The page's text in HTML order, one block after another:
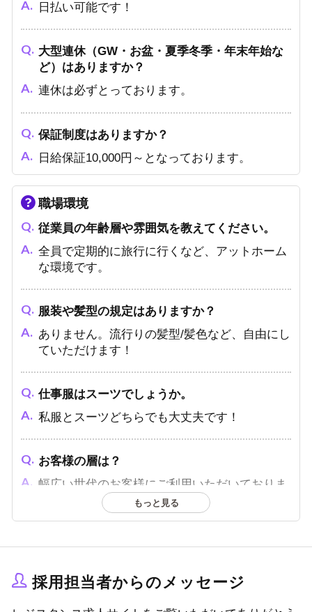
日払い可能です！
大型連休（GW・お盆・夏季冬季・年末年始な
ど）はありますか？
連休は必ずとっております。
保証制度はありますか？
日給保証10,000円～となっております。
職場環境
従業員の年齢層や雰囲気を教えてください。
全員で定期的に旅行に行くなど、アットホーム
な環境です。
服装や髪型の規定はありますか？
ありません。流行りの髪型/髪色など、自由にし
ていただけます！
仕事服はスーツでしょうか。
私服とスーツどちらでも大丈夫です！
お客様の層は？
幅広い世代のお客様にご利用いただいておりま
厳しい上下関係とかありますか？
係などは撤廃しています。
もっと見る
採用担当者からのメッセージ